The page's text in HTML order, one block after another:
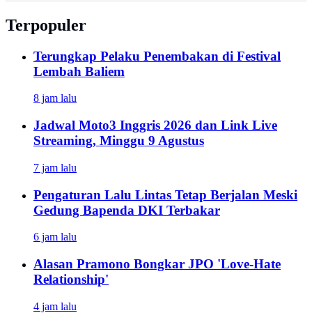
Terpopuler
Terungkap Pelaku Penembakan di Festival
Lembah Baliem
8 jam lalu
Jadwal Moto3 Inggris 2026 dan Link Live
Streaming, Minggu 9 Agustus
7 jam lalu
Pengaturan Lalu Lintas Tetap Berjalan Meski
Gedung Bapenda DKI Terbakar
6 jam lalu
Alasan Pramono Bongkar JPO 'Love-Hate
Relationship'
4 jam lalu